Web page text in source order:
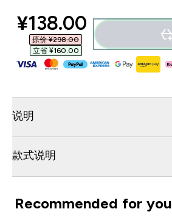
discounted price
¥138.00‎
原价 ¥298.00‎
立省 ¥160.00‎
说明
款式说明
Recommended for you